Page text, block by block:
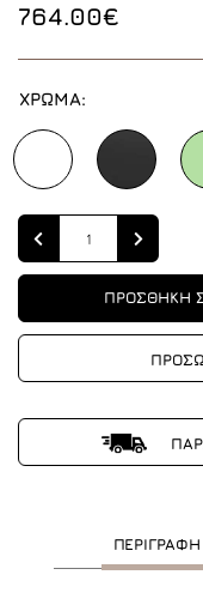
764.00€
ΧΡΩΜΑ:
Quantity
ΠΡΟΣΘΗΚΗ
ΠΕΡΙΓΡΑΦΗ